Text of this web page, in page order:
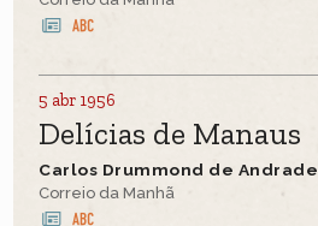
5 abr 1956
Delícias de Manaus
Carlos Drummond de Andrade
Correio da Manhã